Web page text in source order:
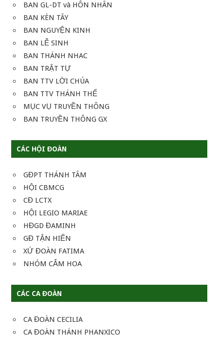
BAN GL-DT và HÔN NHÂN
BAN KÈN TÂY
BAN NGUYỆN KINH
BAN LỄ SINH
BAN THÁNH NHAC
BAN TRẬT TỰ
BAN TTV LỜI CHÚA
BAN TTV THÁNH THỂ
MỤC VỤ TRUYỀN THÔNG
BAN TRUYỀN THÔNG GX
CÁC HỘI ĐOÀN
GĐPT THÁNH TÂM
HỘI CBMCG
CĐ LCTX
HỘI LEGIO MARIAE
HĐGD ĐAMINH
GĐ TẬN HIẾN
XỨ ĐOÀN FATIMA
NHÓM CẮM HOA
CÁC CA ĐOÀN
CA ĐOÀN CECILIA
CA ĐOÀN THÁNH PHANXICO